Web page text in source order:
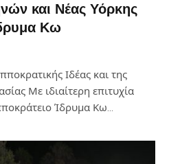
και Νέας Υόρκης
Κω
Ιδέας και της
Με ιδιαίτερη επιτυχία
Ίδρυμα Κω…